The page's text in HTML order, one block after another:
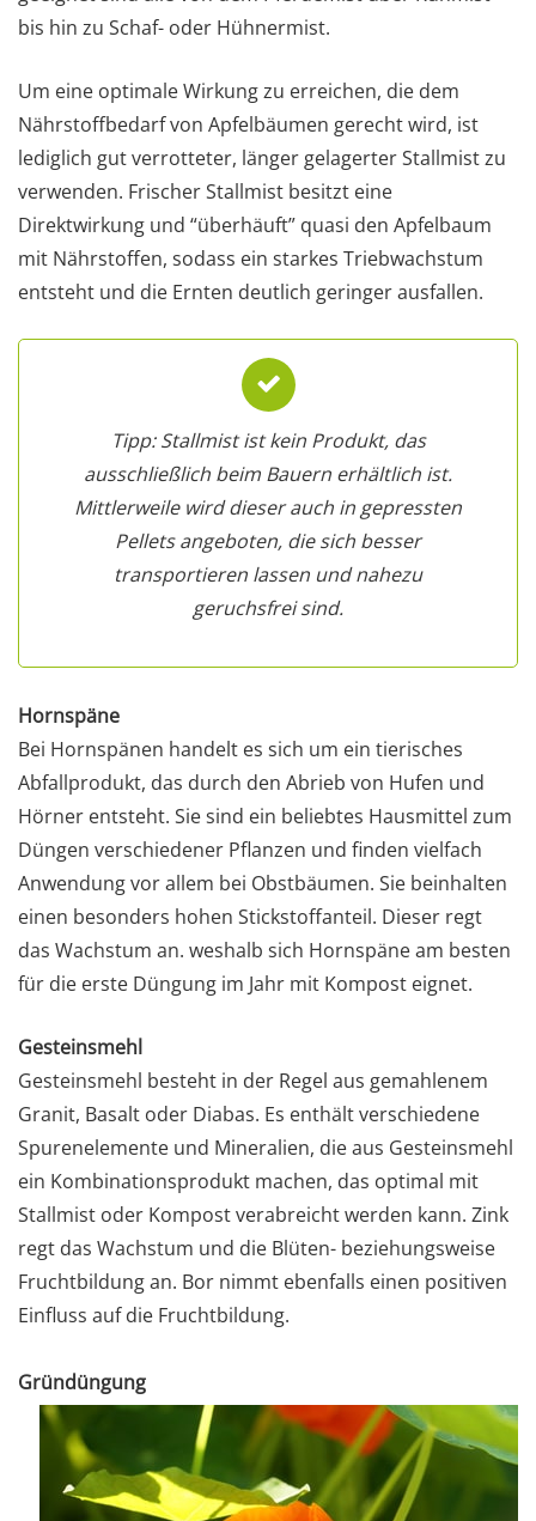
bis hin zu Schaf- oder Hühnermist.
Um eine optimale Wirkung zu erreichen, die dem
Nährstoffbedarf von Apfelbäumen gerecht wird, ist
lediglich gut verrotteter, länger gelagerter Stallmist zu
verwenden. Frischer Stallmist besitzt eine
Direktwirkung und “überhäuft” quasi den Apfelbaum
mit Nährstoffen, sodass ein starkes Triebwachstum
entsteht und die Ernten deutlich geringer ausfallen.
Tipp: Stallmist ist kein Produkt, das
ausschließlich beim Bauern erhältlich ist.
Mittlerweile wird dieser auch in gepressten
Pellets angeboten, die sich besser
transportieren lassen und nahezu
geruchsfrei sind.
Hornspäne
Bei Hornspänen handelt es sich um ein tierisches
Abfallprodukt, das durch den Abrieb von Hufen und
Hörner entsteht. Sie sind ein beliebtes Hausmittel zum
Düngen verschiedener Pflanzen und finden vielfach
Anwendung vor allem bei Obstbäumen. Sie beinhalten
einen besonders hohen Stickstoffanteil. Dieser regt
das Wachstum an. weshalb sich Hornspäne am besten
für die erste Düngung im Jahr mit Kompost eignet.
Gesteinsmehl
Gesteinsmehl besteht in der Regel aus gemahlenem
Granit, Basalt oder Diabas. Es enthält verschiedene
Spurenelemente und Mineralien, die aus Gesteinsmehl
ein Kombinationsprodukt machen, das optimal mit
Stallmist oder Kompost verabreicht werden kann. Zink
regt das Wachstum und die Blüten- beziehungsweise
Fruchtbildung an. Bor nimmt ebenfalls einen positiven
Einfluss auf die Fruchtbildung.
Gründüngung